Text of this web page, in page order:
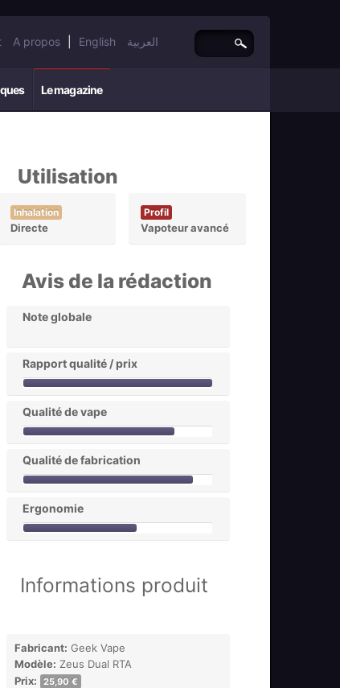
A propos English العربية
Le magazine
Utilisation
Inhalation
Directe
Profil
Vapoteur avancé
Avis de la rédaction
Note globale
Rapport qualité / prix
Qualité de vape
Qualité de fabrication
Ergonomie
Informations produit
Fabricant: Geek Vape
Modèle: Zeus Dual RTA
Prix:
25,90 €